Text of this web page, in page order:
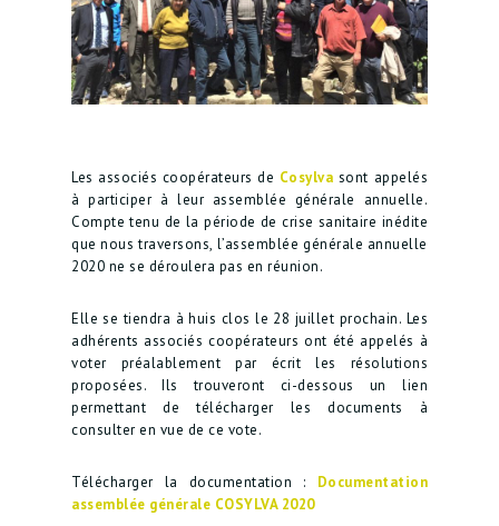
Les associés coopérateurs de Cosylva sont appelés
à participer à leur assemblée générale annuelle.
Compte tenu de la période de crise sanitaire inédite
que nous traversons, l’assemblée générale annuelle
2020 ne se déroulera pas en réunion.
Elle se tiendra à huis clos le 28 juillet prochain. Les
adhérents associés coopérateurs ont été appelés à
voter préalablement par écrit les résolutions
proposées. Ils trouveront ci-dessous un lien
permettant de télécharger les documents à
consulter en vue de ce vote.
Télécharger la documentation : Documentation
assemblée générale COSYLVA 2020